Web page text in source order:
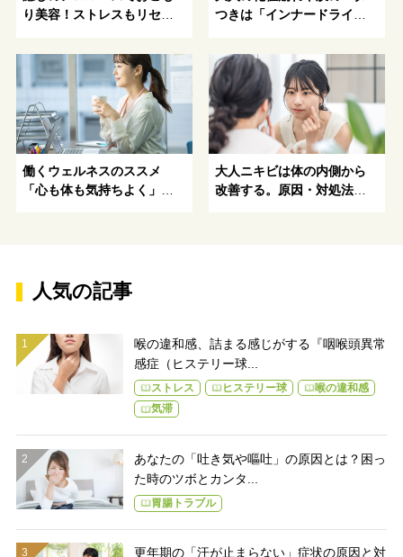
り美容！ストレスもリセッ
く
つきは「インナードライ
働くウェルネスのススメ
「心も体も気持ちよく」を
大人ニキビは体の内側から
改善する。原因・対処法・
人気の記事
喉の違和感、詰まる感じがする『咽喉頭異常
感症（ヒステリー球...
ストレス ヒステリー球
喉の違和感
気滞
あなたの「吐き気や嘔吐」の原因とは？困っ
た時のツボとカンタ...
胃腸トラブル
更年期の「汗が止まらない」症状の原因と対